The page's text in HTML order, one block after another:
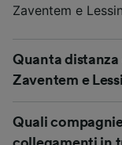
Zaventem e
Quanta
Zaventem e
Quali